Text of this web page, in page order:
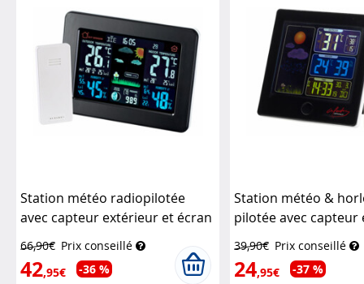
Station météo radiopilotée
avec capteur extérieur et écran
Infactory
66,90€ Prix conseillé
42,95€ -36 %
Station météo &
pilotée avec capteur
39,90€ Prix conseillé
24,95€ -37 %